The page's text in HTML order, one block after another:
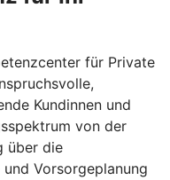
für Private
Kundinnen und
von der
über die
Vorsorgeplanung